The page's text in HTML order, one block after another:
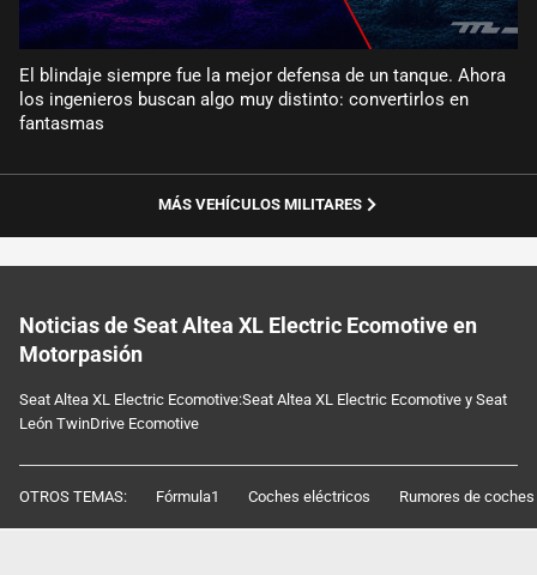
El blindaje siempre fue la mejor defensa de un tanque. Ahora
los ingenieros buscan algo muy distinto: convertirlos en
fantasmas
MÁS VEHÍCULOS MILITARES
Noticias de Seat Altea XL Electric Ecomotive en
Motorpasión
Seat Altea XL Electric Ecomotive:Seat Altea XL Electric Ecomotive y Seat
León TwinDrive Ecomotive
OTROS TEMAS: Fórmula1 Coches eléctricos Rumores de coches